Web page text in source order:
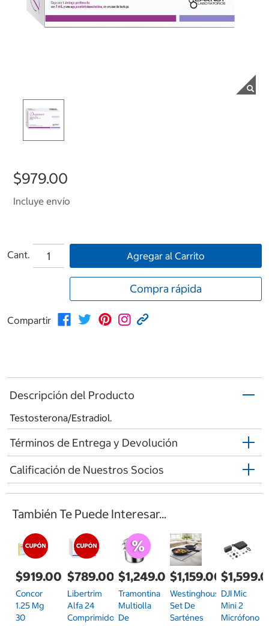
$979.00
Incluye envío
Cant. Agregar al Carrito
Compra rápida
Compartir
Descripción del Producto
Testosterona/Estradiol.
Términos de Entrega y Devolución
Calificación de Nuestros Socios
También Te Puede Interesar...
$919.00
Concor
1.25 Mg
30
$789.00
Libertrim
Alfa 24
Comprimidos
$1,249.00
Tramontina
Multiolla
De
$1,159.00
Westinghouse,
Set De
Sarténes
DJI Mic
Mini 2
Micrófono